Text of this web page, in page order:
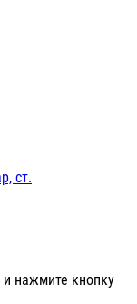
ст.
нажмите кнопку